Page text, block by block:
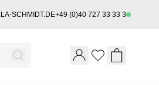
SCHMIDT.DE+49 (0)40 727 33 33 3
Wishlist